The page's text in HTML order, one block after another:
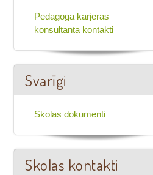
Pedagoga karjeras
konsultanta kontakti
Svarīgi
Skolas dokumenti
Skolas kontakti